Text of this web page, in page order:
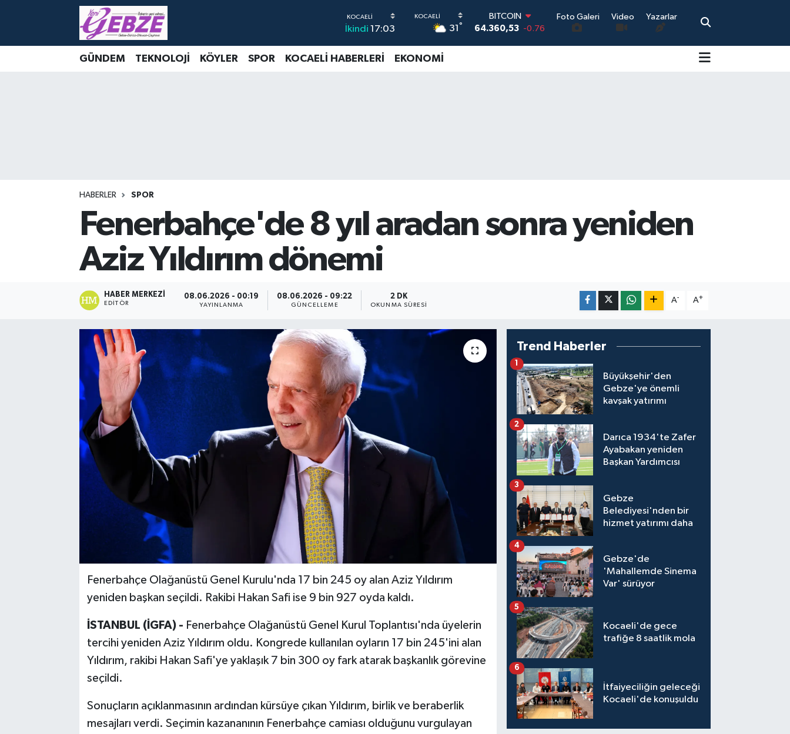
İkindi 17:03 31 °
DOLAR
47,7069
0.17
Foto Galeri Video Yazarlar
GÜNDEM TEKNOLOJİ KÖYLER SPOR KOCAELİ HABERLERİ EKONOMİ
HABERLER SPOR
Fenerbahçe'de 8 yıl aradan sonra yeniden
Aziz Yıldırım dönemi
HABER MERKEZI
EDITÖR
08.06.2026 - 00:19
YAYINLANMA
08.06.2026 - 09:22
GÜNCELLEME
2 DK
OKUNMA SÜRESI
A- A+
Fenerbahçe Olağanüstü Genel Kurulu'nda 17 bin 245 oy alan Aziz Yıldırım
yeniden başkan seçildi. Rakibi Hakan Safi ise 9 bin 927 oyda kaldı.
İSTANBUL (İGFA) - Fenerbahçe Olağanüstü Genel Kurul Toplantısı'nda üyelerin
tercihi yeniden Aziz Yıldırım oldu. Kongrede kullanılan oyların 17 bin 245'ini alan
Yıldırım, rakibi Hakan Safi'ye yaklaşık 7 bin 300 oy fark atarak başkanlık görevine
seçildi.
Sonuçların açıklanmasının ardından kürsüye çıkan Yıldırım, birlik ve beraberlik
mesajları verdi. Seçimin kazananının Fenerbahçe camiası olduğunu vurgulayan
Trend Haberler
Büyükşehir'den
Gebze'ye önemli
kavşak yatırımı
1
Darıca 1934'te Zafer
Ayabakan yeniden
Başkan Yardımcısı
2
Gebze
Belediyesi'nden bir
hizmet yatırımı daha
3
Gebze'de
'Mahallemde Sinema
Var' sürüyor
4
Kocaeli'de gece
trafiğe 8 saatlik mola
5
İtfaiyeciliğin geleceği
Kocaeli'de konuşuldu
6
Nöbetçi Eczaneler
Tüm Manşetler
Son Dakika Haberleri
Haber Arşivi